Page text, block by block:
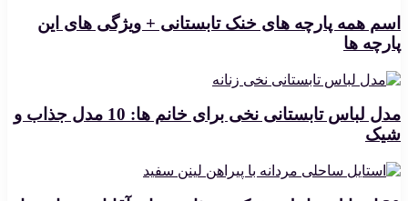
اسم همه پارچه های خنک تابستانی + ویژگی های این
پارچه ها
مدل لباس تابستانی نخی برای خانم ها: 10 مدل جذاب و
شیک